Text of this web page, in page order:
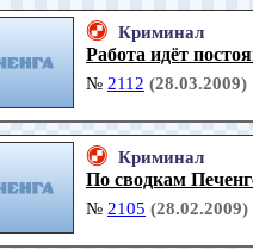
Криминал
Работа идёт
№ 2112 (28.03.2009)
Криминал
По сводкам
№ 2105 (28.02.2009)